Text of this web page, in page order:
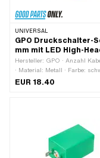
UNIVERSAL
GPO Druckschalter-
mm mit LED High-
Hersteller: GPO · Anzahl
· Material: Metall · Farbe:
Gesamtlänge: 27 mm ·
EUR 18.40